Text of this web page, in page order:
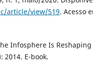
article/view/519. Acesso
Infosphere Is Reshaping
2014. E-book.